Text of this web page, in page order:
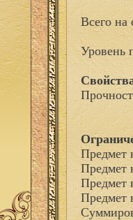
Всего на
Уровень
Предмет
Предмет
Предмет
Предмет